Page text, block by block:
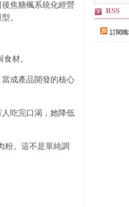
焦糖楓系統化經營
。
材。
成產品開發的核心
吃完口渴，她降低
粉。這不是單純調
RSS
訂閱